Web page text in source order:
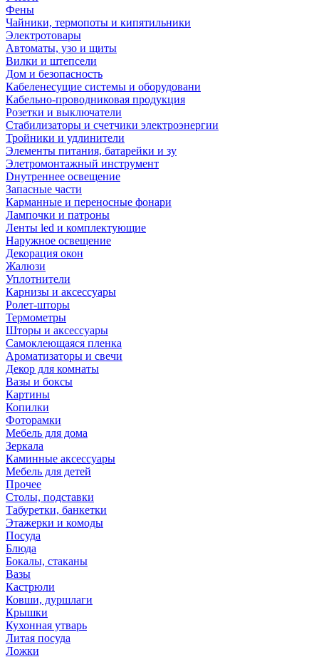
Фены
Чайники, термопоты и кипятильники
Электротовары
Автоматы, узо и щиты
Вилки и штепсели
Дом и безопасность
Кабеленесущие системы и оборудовани
Кабельно-проводниковая продукция
Розетки и выключатели
Стабилизаторы и счетчики электроэнергии
Тройники и удлинители
Элементы питания, батарейки и зу
Элетромонтажный инструмент
Dнутреннее освещение
Запасные части
Карманные и переносные фонари
Лампочки и патроны
Ленты led и комплектующие
Наружное освещение
Декорация окон
Жалюзи
Уплотнители
Карнизы и аксессуары
Ролет-шторы
Термометры
Шторы и аксессуары
Самоклеющаяся пленка
Ароматизаторы и свечи
Декор для комнаты
Вазы и боксы
Картины
Копилки
Фоторамки
Мебель для дома
Зеркала
Каминные аксессуары
Мебель для детей
Прочее
Столы, подставки
Табуретки, банкетки
Этажерки и комоды
Посуда
Блюда
Бокалы, стаканы
Вазы
Кастрюли
Ковши, дуршлаги
Крышки
Кухонная утварь
Литая посуда
Ложки